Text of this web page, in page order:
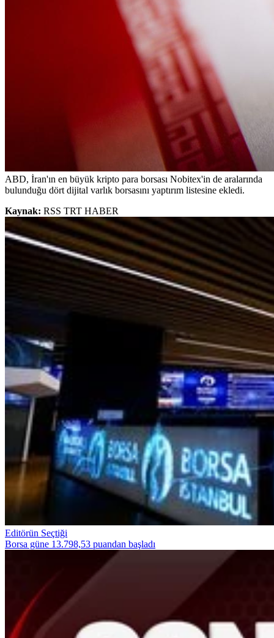
ABD, İran'ın en büyük kripto para borsası Nobitex'in de aralarında
bulunduğu dört dijital varlık borsasını yaptırım listesine ekledi.
Kaynak: RSS TRT HABER
Editörün Seçtiği
Borsa güne 13.798,53 puandan başladı